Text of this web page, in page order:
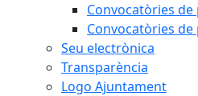
Convocatòries de
Convocatòries de
Seu electrònica
Transparència
Logo Ajuntament